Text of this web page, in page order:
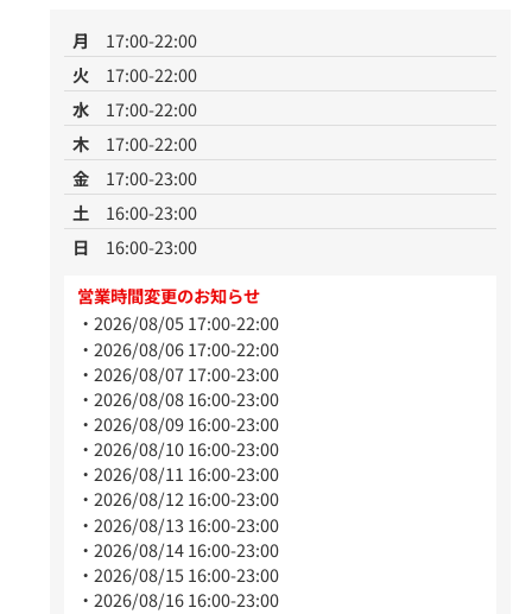
月
17:00-22:00
火
17:00-22:00
水
17:00-22:00
木
17:00-22:00
金
17:00-23:00
土
16:00-23:00
日
16:00-23:00
営業時間変更のお知らせ
2026/08/05 17:00-22:00
2026/08/06 17:00-22:00
2026/08/07 17:00-23:00
2026/08/08 16:00-23:00
2026/08/09 16:00-23:00
2026/08/10 16:00-23:00
2026/08/11 16:00-23:00
2026/08/12 16:00-23:00
2026/08/13 16:00-23:00
2026/08/14 16:00-23:00
2026/08/15 16:00-23:00
2026/08/16 16:00-23:00